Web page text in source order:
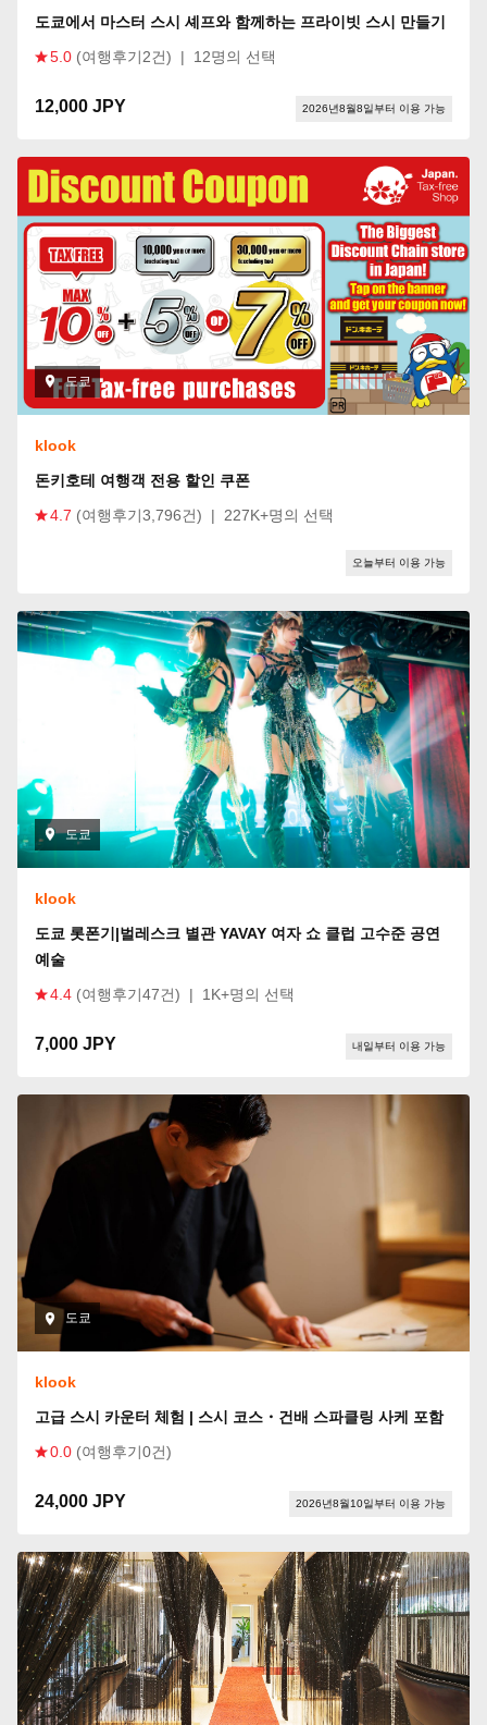
도쿄에서 마스터 스시 셰프와 함께하는 프라이빗 스시 만들기
5.0 (여행후기2건) | 12명의 선택
12,000 JPY 2026년8월8일부터 이용 가능
도쿄
klook
돈키호테 여행객 전용 할인 쿠폰
4.7 (여행후기3,796건) | 227K+명의 선택
오늘부터 이용 가능
도쿄
klook
도쿄 롯폰기|벌레스크 별관 YAVAY 여자 쇼 클럽 고수준 공연
예술
4.4 (여행후기47건) | 1K+명의 선택
7,000 JPY 내일부터 이용 가능
도쿄
klook
고급 스시 카운터 체험 | 스시 코스・건배 스파클링 사케 포함
0.0 (여행후기0건)
24,000 JPY 2026년8월10일부터 이용 가능